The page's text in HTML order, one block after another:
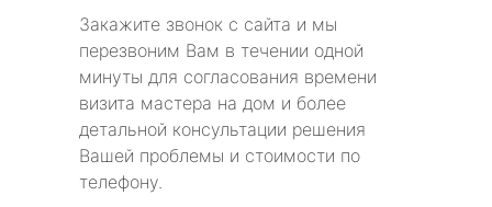
Закажите звонок с сайта и мы
перезвоним Вам в течении одной
минуты для согласования времени
визита мастера на дом и более
детальной консультации решения
Вашей проблемы и стоимости по
телефону.